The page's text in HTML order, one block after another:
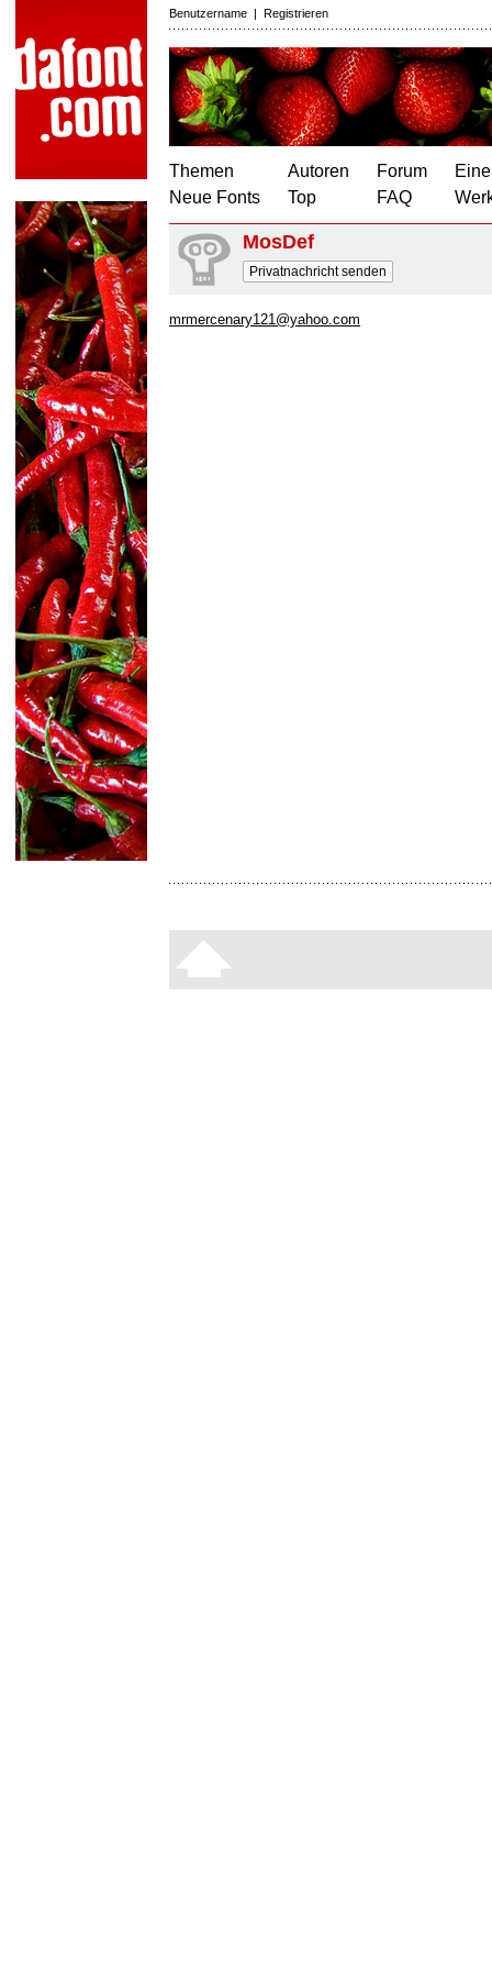
Benutzername | Registrieren
Themen
Neue Fonts
Autoren
Top
Forum
FAQ
MosDef
Privatnachricht senden
mrmercenary121@yahoo.com